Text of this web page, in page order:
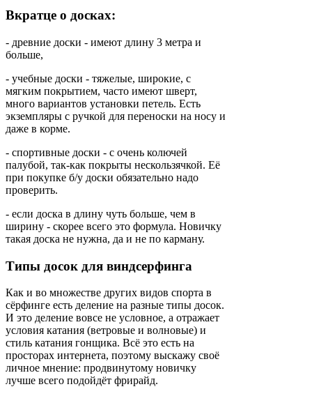
Вкратце о досках:
- древние доски - имеют длину 3 метра и
больше,
- учебные доски - тяжелые, широкие, с
мягким покрытием, часто имеют шверт,
много вариантов установки петель. Есть
экземпляры с ручкой для переноски на носу и
даже в корме.
- спортивные доски - с очень колючей
палубой, так-как покрыты нескользячкой. Её
при покупке б/у доски обязательно надо
проверить.
- если доска в длину чуть больше, чем в
ширину - скорее всего это формула. Новичку
такая доска не нужна, да и не по карману.
Типы досок для виндсерфинга
Как и во множестве других видов спорта в
сёрфинге есть деление на разные типы досок.
И это деление вовсе не условное, а отражает
условия катания (ветровые и волновые) и
стиль катания гонщика. Всё это есть на
просторах интернета, поэтому выскажу своё
личное мнение: продвинутому новичку
лучше всего подойдёт фрирайд.